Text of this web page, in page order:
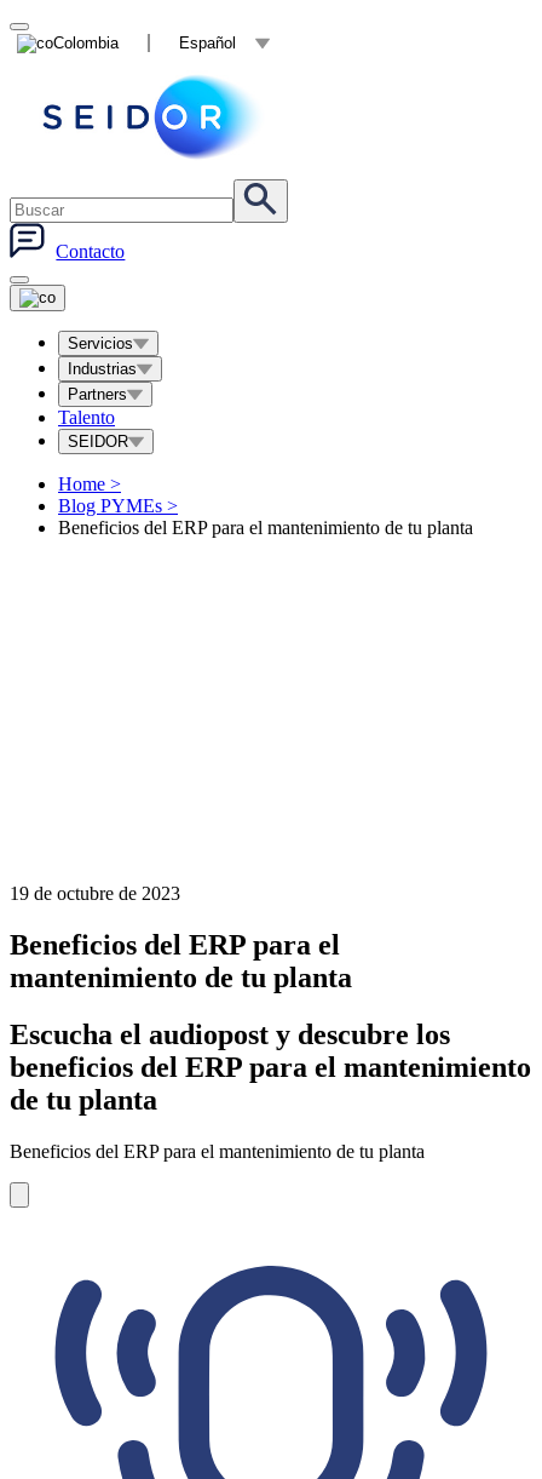
Colombia Español
Contacto
Servicios
Industrias
Partners
Talento
SEIDOR
Home >
Blog PYMEs >
Beneficios del ERP para el mantenimiento de tu planta
19 de octubre de 2023
Beneficios del ERP para el
mantenimiento de tu planta
Escucha el audiopost y descubre los
beneficios del ERP para el mantenimiento
de tu planta
Beneficios del ERP para el mantenimiento de tu planta